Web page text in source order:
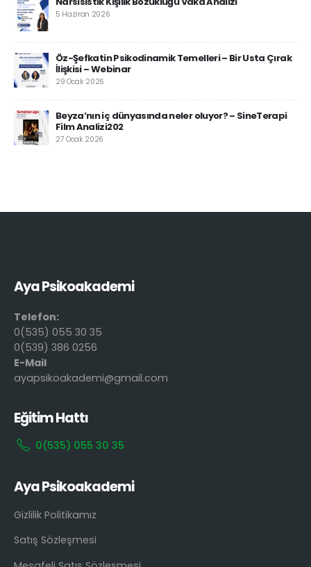
5 Haziran 2026
Öz-Şefkatin Psikodinamik Temelleri – Bir Usta Çırak
İlişkisi – Webinar
29 Ocak 2026
Beyza’nın iç dünyasında neler oluyor? – SineTerapi
Film Analizi202
27 Ocak 2026
Aya Psikoakademi
Telefon:
0(535) 055 30 35
0(539) 386 0256
E-Mail
ayapsikoakademi@gmail.com
Eğitim Hattı
0(535) 055 30 35
Aya Psikoakademi
Gizlilik Politikamız
Satış Sözleşmesi